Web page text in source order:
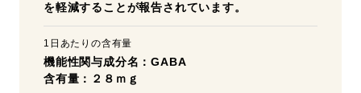
を軽減することが報告されています。
1日あたりの含有量
機能性関与成分名：GABA
含有量：２８ｍｇ